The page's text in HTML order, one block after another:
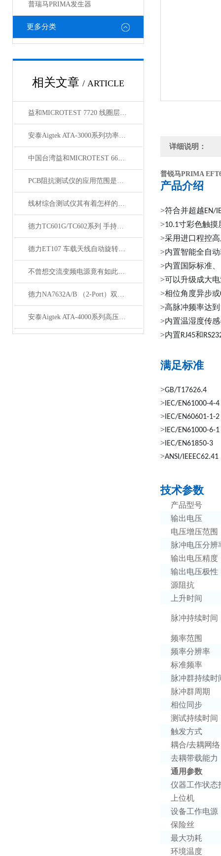
普瑞马PRIMA发生器
更多分类
相关文章 / ARTICLE
益和MICROTEST 7720 线圈层间短路测试仪
安泰Aigtek ATA-3000系列功率放大器
中国台湾益和MICROTEST 6632 精密阻抗分析仪
PCB阻抗测试仪的应用范围是非常广泛的
线材综合测试仪其有着怎样的优势呢？
德力TC601G/TC602系列 手持式千兆以太网测试分析仪
德力ET107 车载天线自动旋转平台
不曾想交流变频电源竟有如此多的性能
德力NA7632A/B （2-Port）双端口矢量网络分析仪
安泰Aigtek ATA-4000系列高压功率放大器
详细说明：
普锐马PRIMA
产品介绍
>符合并超越EN/
>10.1寸彩色触摸
>采用进口程控
>内置智能全自
>内置国际标准
>可以升级成大
>相位角度异步或
>高脉冲频率达到
>内置温湿度传
>内置RJ45和
满足标准
>GB/T17626.4
> IEC/EN61000-4-4
> IEC/EN60601-1-2
> IEC/EN61000-6-1
> IEC/EN61850-3
>ANSI/IEEEC62.41
技术参数
产品型号
输出电压
电压增压范围
脉冲电压分辨
输出电压精度
输出电压极性
源阻抗
上升时间
脉冲持续时间
频率范围
频率分辨率
标准频率
脉冲群持续时
脉冲群周期
相位同步
测试持续时间
触发方式
耦合/去耦网络
去耦带载能力
通用参数
仪器工作状态
上位机
设备工作电源
保险丝
最大功耗
环境温度